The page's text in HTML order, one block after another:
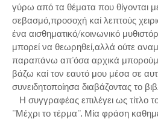
γύρω από τα θέματα που θίγονται
σεβασμό,προσοχή καί λεπτούς
ένα αισθηματικό/κοινωνικό
μπορεί να θεωρηθεί,αλλά ούτε
παραπάνω απ'όσα αρχικά
βάζω καί τον εαυτό μου μέσα σε
συνειδητοποίησα διαβάζοντας το
Η συγγραφέας επιλέγει ως τίτλο
''Μέχρι το τέρμα''. Μία φράση